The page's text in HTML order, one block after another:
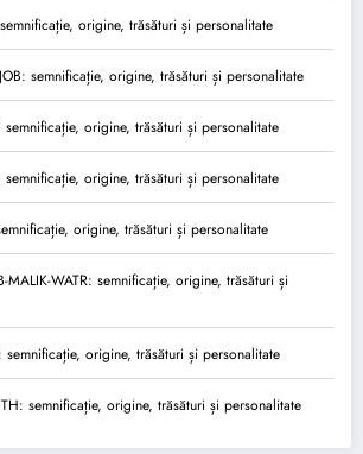
origine, trăsături și personalitate
semnificație, origine, trăsături și personalitate
semnificație, origine, trăsături și personalitate
origine, trăsături și personalitate
origine, trăsături și personalitate
MALIK-WATR: semnificație, origine, trăsături și
semnificație, origine, trăsături și personalitate
semnificație, origine, trăsături și personalitate